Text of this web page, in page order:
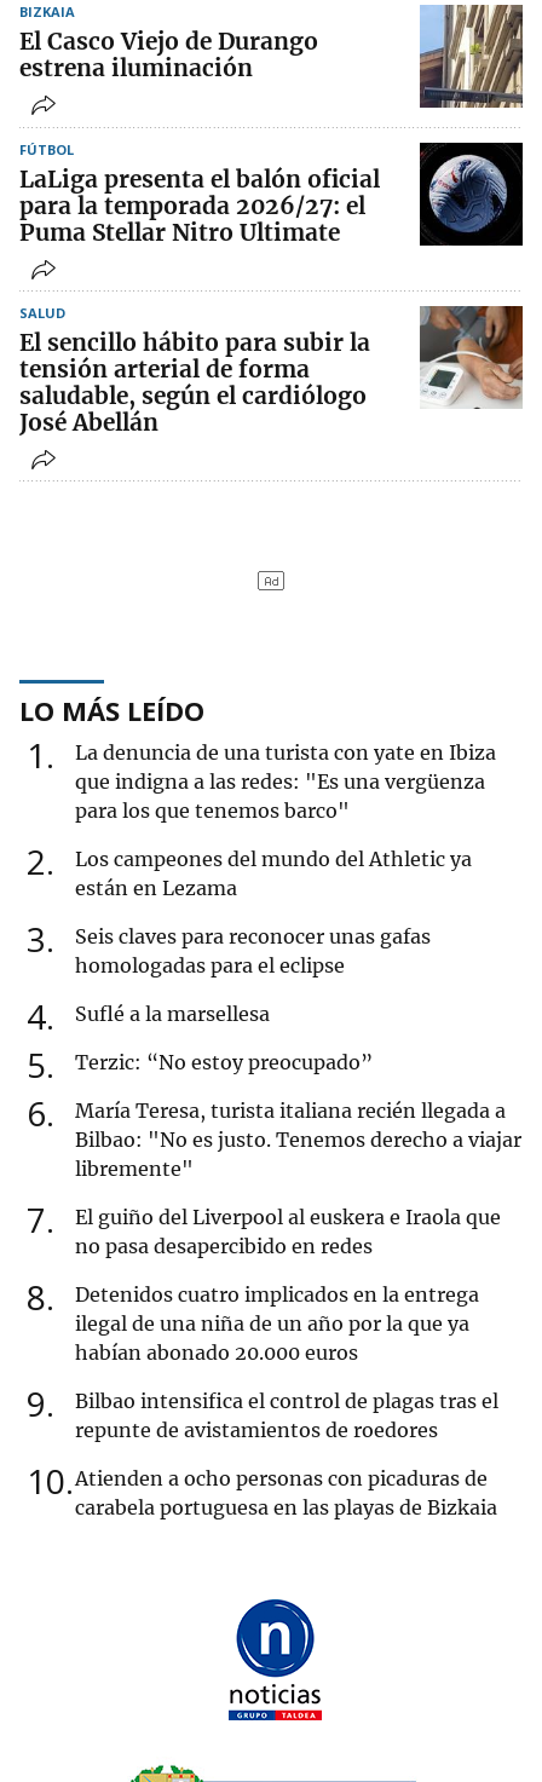
BIZKAIA
El Casco Viejo de Durango
estrena iluminación
FÚTBOL
LaLiga presenta el balón oficial
para la temporada 2026/27: el
Puma Stellar Nitro Ultimate
SALUD
El sencillo hábito para subir la
tensión arterial de forma
saludable, según el cardiólogo
José Abellán
LO MÁS LEÍDO
1
La denuncia de una turista con yate en Ibiza
que indigna a las redes: "Es una vergüenza
para los que tenemos barco"
2
Los campeones del mundo del Athletic ya
están en Lezama
3
Seis claves para reconocer unas gafas
homologadas para el eclipse
4 Suflé a la marsellesa
5 Terzic: “No estoy preocupado”
6
María Teresa, turista italiana recién llegada a
Bilbao: "No es justo. Tenemos derecho a viajar
libremente"
7
El guiño del Liverpool al euskera e Iraola que
no pasa desapercibido en redes
8
Detenidos cuatro implicados en la entrega
ilegal de una niña de un año por la que ya
habían abonado 20.000 euros
9
Bilbao intensifica el control de plagas tras el
repunte de avistamientos de roedores
10 Atienden a ocho personas con picaduras de
carabela portuguesa en las playas de Bizkaia